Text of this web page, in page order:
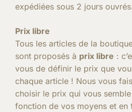
expédiées sous 2 jours
Prix libre
Tous les articles de la
sont proposés à prix libre :
vous de définir le prix que
chaque article ! Nous vous
choisir le prix qui vous
fonction de vos moyens et